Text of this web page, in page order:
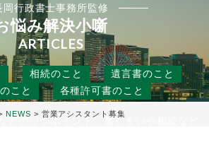
岡行政書士事務所監修
悩み解決小噺
ARTICLES
相続のこと
遺言書のこと
こと
各種許可書のこと
どのワンポイント、墓じまいや相続など
NEWS > 営業アシスタント募集